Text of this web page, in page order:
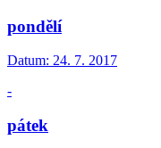
pondělí
Datum: 24. 7. 2017
-
pátek